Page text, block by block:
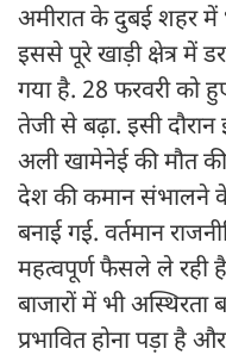
अमीरात के दुबई शहर
इससे पूरे खाड़ी क्षेत्र में
गया है. 28 फरवरी को
तेजी से बढ़ा. इसी दौरान
अली खामेनेई की मौत
देश की कमान संभालने के
बनाई गई. वर्तमान
महत्वपूर्ण फैसले ले रही
बाजारों में भी अस्थिरता
प्रभावित होना पड़ा है